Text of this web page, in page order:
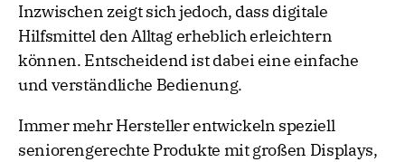
Inzwischen zeigt sich jedoch, dass digitale
Hilfsmittel den Alltag erheblich erleichtern
können. Entscheidend ist dabei eine einfache
und verständliche Bedienung.
Immer mehr Hersteller entwickeln speziell
seniorengerechte Produkte mit großen Displays,